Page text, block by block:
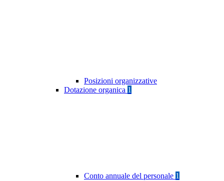
Posizioni organizzative
Dotazione organica 1
Conto annuale del personale 1